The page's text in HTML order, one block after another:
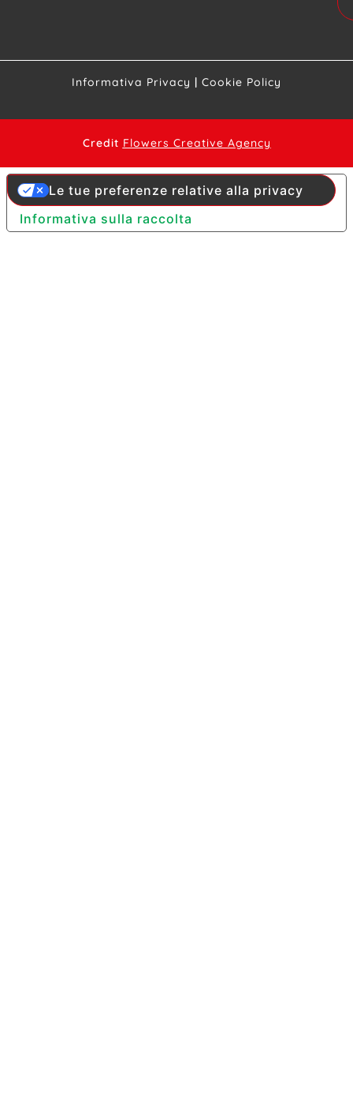
Informativa Privacy | Cookie Policy
Credit Flowers Creative Agency
Informativa sulla raccolta
Le tue preferenze relative alla privacy